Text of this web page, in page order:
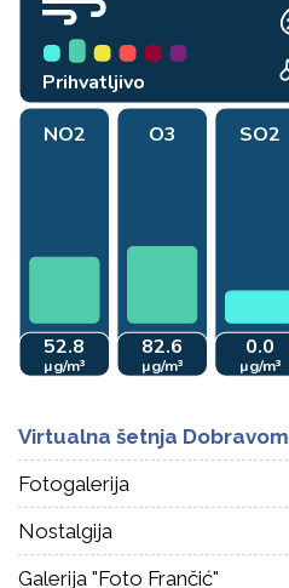
Virtualna šetnja Dobravom
Fotogalerija
Nostalgija
Galerija "Foto Frančić"